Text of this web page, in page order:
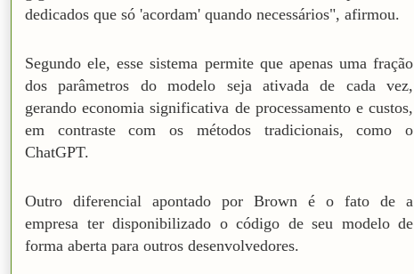
dedicados que só 'acordam' quando necessários", afirmou.
Segundo ele, esse sistema permite que apenas uma fração
dos parâmetros do modelo seja ativada de cada vez,
gerando economia significativa de processamento e custos,
em contraste com os métodos tradicionais, como o
ChatGPT.
Outro diferencial apontado por Brown é o fato de a
empresa ter disponibilizado o código de seu modelo de
forma aberta para outros desenvolvedores.